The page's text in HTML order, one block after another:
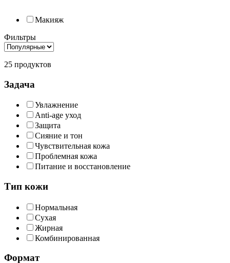
Макияж
Фильтры
25 продуктов
Задача
Увлажнение
Anti-age уход
Защита
Сияние и тон
Чувствительная кожа
Проблемная кожа
Питание и восстановление
Тип кожи
Нормальная
Сухая
Жирная
Комбинированная
Формат